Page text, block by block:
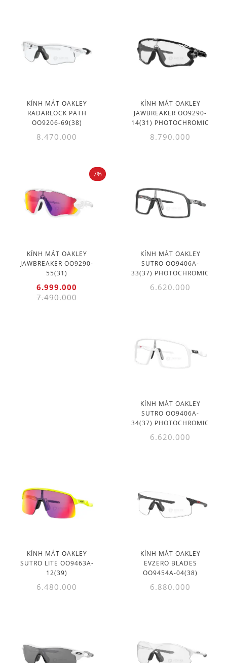
KÍNH MÁT OAKLEY
RADARLOCK PATH
OO9206-69(38)
8.470.000
KÍNH MÁT OAKLEY
JAWBREAKER OO9290-
14(31) PHOTOCHROMIC
8.790.000
KÍNH MÁT OAKLEY
JAWBREAKER OO9290-
55(31)
6.999.000
7.490.000
7%
KÍNH MÁT OAKLEY
SUTRO OO9406A-
33(37) PHOTOCHROMIC
6.620.000
KÍNH MÁT OAKLEY
SUTRO OO9406A-
34(37) PHOTOCHROMIC
6.620.000
KÍNH MÁT OAKLEY
SUTRO LITE OO9463A-
12(39)
6.480.000
KÍNH MÁT OAKLEY
EVZERO BLADES
OO9454A-04(38)
6.880.000